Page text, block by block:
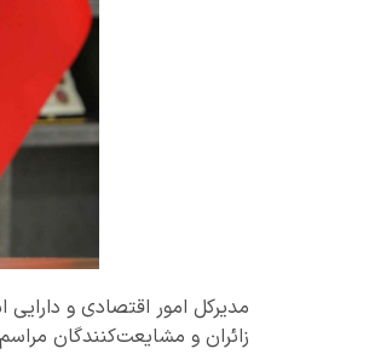
مدیرکل امور اقتصادی و
زائران و مشایعت‌کنندگان